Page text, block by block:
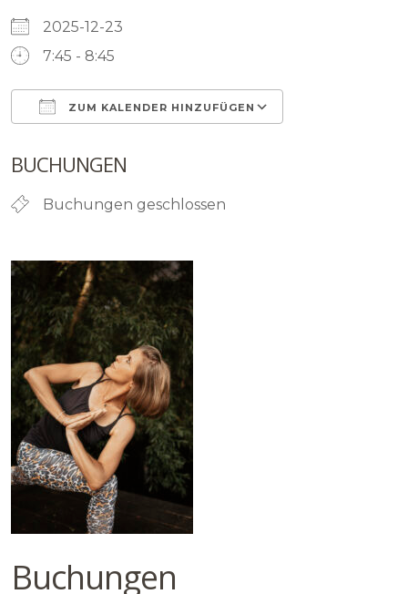
2025-12-23
7:45 - 8:45
ZUM KALENDER HINZUFÜGEN
BUCHUNGEN
Buchungen geschlossen
Buchungen